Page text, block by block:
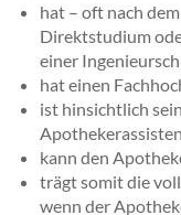
hat – oft nach
Direktstudium
einer
hat einen
ist hinsichtlich
kann den
trägt somit die
wenn der